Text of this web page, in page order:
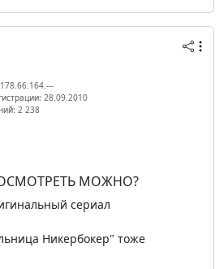
28.09.2010
2 238
МОЖНО?
сериал
Никербокер" тоже